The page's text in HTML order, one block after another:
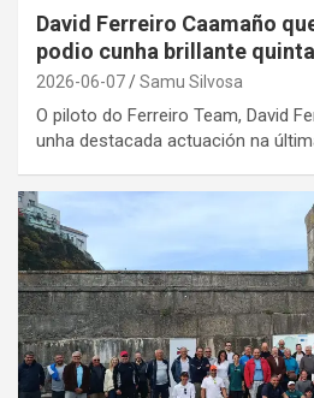
David Ferreiro Caamaño
podio cunha brillante
2026-06-07 Samu Silvosa
O piloto do Ferreiro Team, David
unha destacada actuación na